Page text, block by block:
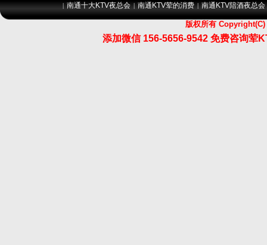
|南通十大KTV夜总会 |南通KTV荤的消费 |南通KTV陪酒夜总会
版权所有 Copyright(C)
添加微信 156-5656-9542 免费咨询荤